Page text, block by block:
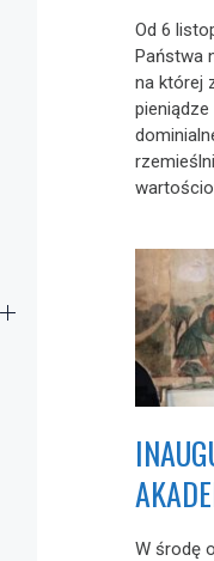
Od 6
Państwa
na której
W środę